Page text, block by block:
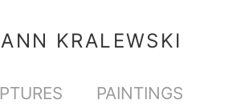
KRALEWSKI
PAINTINGS